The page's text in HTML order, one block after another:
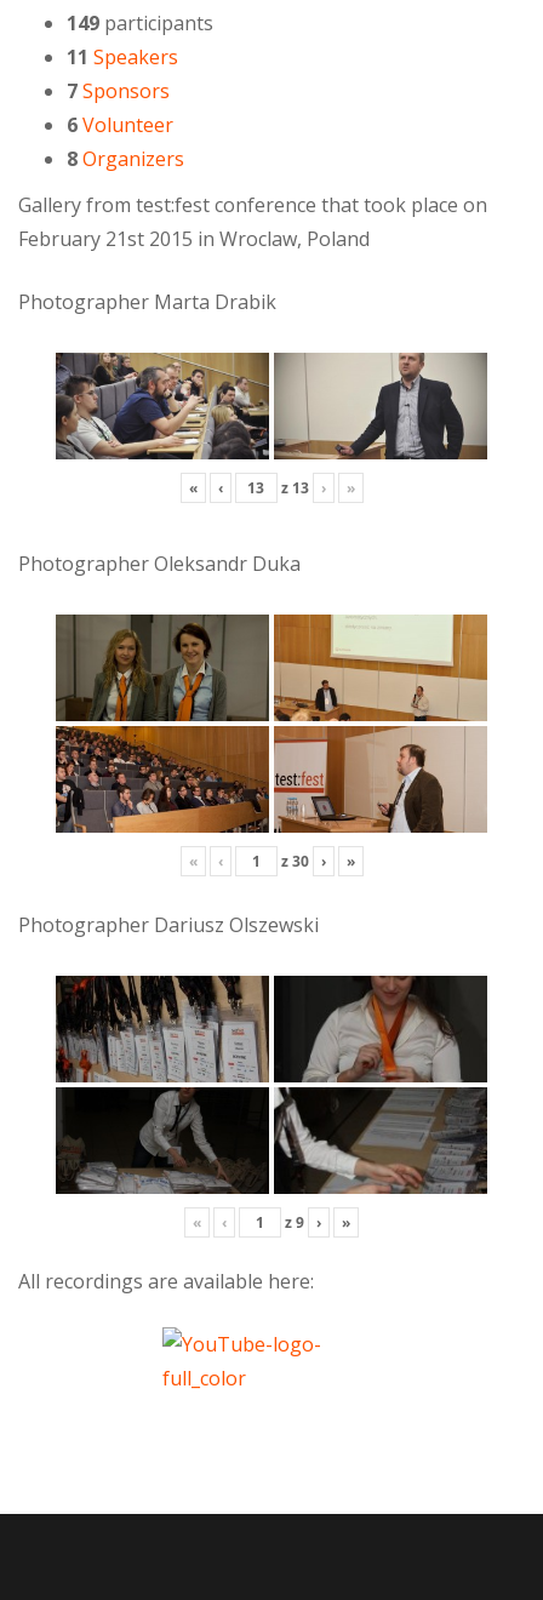
149 participants
11 Speakers
7Sponsors
6Volunteer
8Organizers
Gallery from test:fest conference that took place on
February 21st 2015 in Wroclaw, Poland
Photographer Marta Drabik
« ‹ z 13 › »
Photographer Oleksandr Duka
« ‹ z30 › »
Photographer Dariusz Olszewski
« ‹ z9 › »
All recordings are available here: